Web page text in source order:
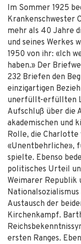
Im Sommer 1925
Krankenschwester
mehr als 40 Jahre
und seines Werkes
1950 von ihr: «Ich
haben.» Der
232 Briefen den
einzigartigen
unerfüllt-erfüllten
Aufschluß über die
akademischen und
Rolle, die Charlotte
«Unentbehrliche»,
spielte. Ebenso
politisches Urteil
Weimarer Republik
Austausch der
Kirchenkampf.
ersten Ranges.